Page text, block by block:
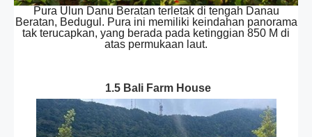
Pura Ulun Danu Beratan terletak di tengah Danau
Beratan, Bedugul. Pura ini memiliki keindahan panorama
tak terucapkan, yang berada pada ketinggian 850 M di
atas permukaan laut.
1.5 Bali Farm House